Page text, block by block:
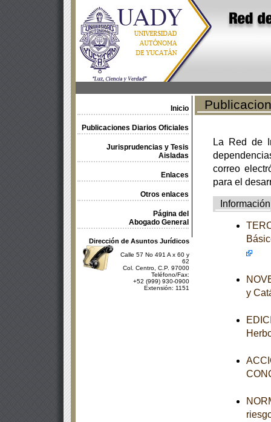
Inicio
Publicaciones Diarios Oficiales
Jurisprudencias y Tesis
Aisladas
Enlaces
Otros enlaces
Página del
Abogado General
Dirección de Asuntos Jurídicos
Calle 57 No 491 A x 60 y
62
Col. Centro, C.P. 97000
Teléfono/Fax:
+52 (999) 930-0900
Extensión: 1151
La Red de
correo
para el
Información
y